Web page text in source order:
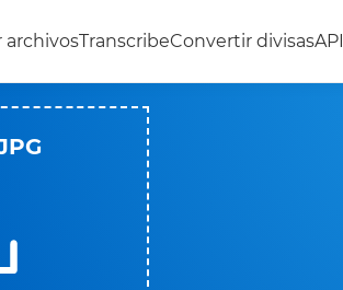
archivosTranscribeConvertir divisasAPI